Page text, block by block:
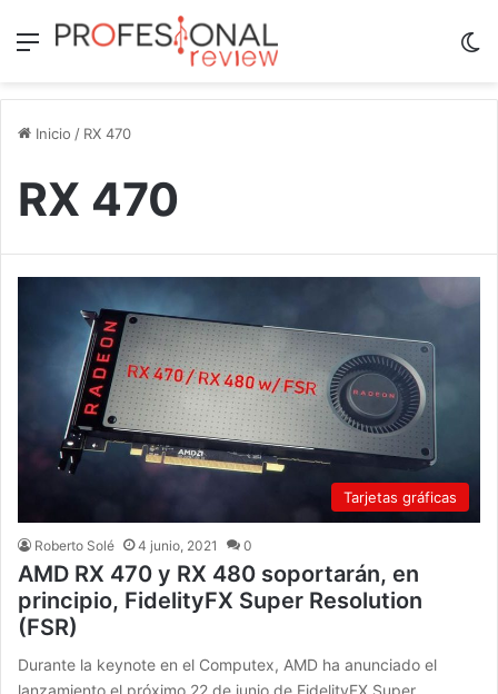
Menú
Inicio / RX 470
RX 470
Tarjetas gráficas
Roberto Solé 4 junio, 2021 0
AMD RX 470 y RX 480 soportarán, en
principio, FidelityFX Super Resolution
(FSR)
Durante la keynote en el Computex, AMD ha anunciado el
lanzamiento el próximo 22 de junio de FidelityFX Super